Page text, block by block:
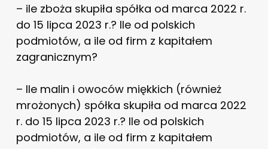
– ile zboża skupiła spółka od marca 2022 r.
do 15 lipca 2023 r.? Ile od polskich
podmiotów, a ile od firm z kapitałem
zagranicznym?
– Ile malin i owoców miękkich (również
mrożonych) spółka skupiła od marca 2022
r. do 15 lipca 2023 r.? Ile od polskich
podmiotów, a ile od firm z kapitałem